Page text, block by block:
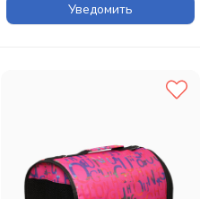
Уведомить